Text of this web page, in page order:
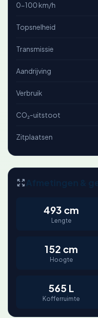
0-100 km/h
Topsnelheid
Transmissie
Aandrijving
Verbruik
CO₂-uitstoot
Zitplaatsen
493 cm
Lengte
152 cm
Hoogte
565 L
Kofferruimte